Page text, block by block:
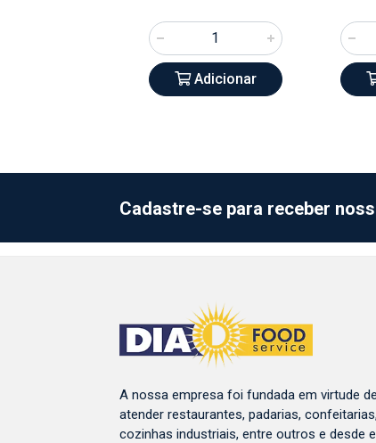
Adicionar
Cadastre-se para receber
A nossa empresa foi fundada em virtude de
atender restaurantes, padarias, confeitarias,
cozinhas industriais, entre outros e desde